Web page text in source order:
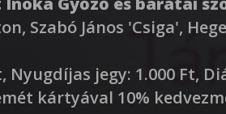
Szabó János 'Csiga',
Nyugdíjas jegy: 1.000 Ft,
kártyával 10%